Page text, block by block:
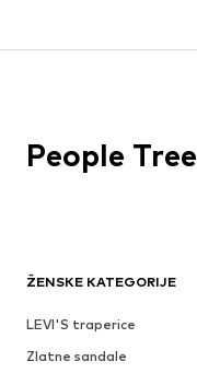
ŽENSKE KATEGORIJE
LEVI'S traperice
Zlatne sandale
People Tree